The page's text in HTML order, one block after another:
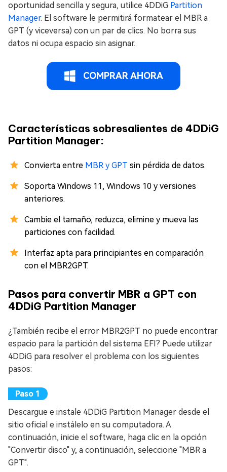
oportunidad sencilla y segura, utilice 4DDiG Partition
Manager. El software le permitirá formatear el MBR a
GPT (y viceversa) con un par de clics. No borra sus
datos ni ocupa espacio sin asignar.
COMPRAR AHORA
Características sobresalientes de 4DDiG
Partition Manager:
Convierta entre MBR y GPT sin pérdida de datos.
Soporta Windows 11, Windows 10 y versiones
anteriores.
Cambie el tamaño, reduzca, elimine y mueva las
particiones con facilidad.
Interfaz apta para principiantes en comparación
con el MBR2GPT.
Pasos para convertir MBR a GPT con
4DDiG Partition Manager
¿También recibe el error MBR2GPT no puede encontrar
espacio para la partición del sistema EFI? Puede utilizar
4DDiG para resolver el problema con los siguientes
pasos:
Descargue e instale 4DDiG Partition Manager desde el
sitio oficial e instálelo en su computadora. A
continuación, inicie el software, haga clic en la opción
"Convertir disco" y, a continuación, seleccione "MBR a
GPT".